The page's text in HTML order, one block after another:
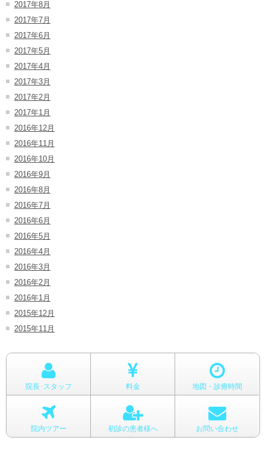
2017年8月
2017年7月
2017年6月
2017年5月
2017年4月
2017年3月
2017年2月
2017年1月
2016年12月
2016年11月
2016年10月
2016年9月
2016年8月
2016年7月
2016年6月
2016年5月
2016年4月
2016年3月
2016年2月
2016年1月
2015年12月
2015年11月
院長･スタッフ 料金 地図・診療時間
院内ツアー 初診の患者様へ お問い合わせ